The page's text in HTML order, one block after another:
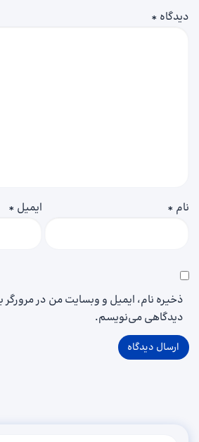
دیدگاه *
نام * ایمیل *
ذخیره نام، ایمیل و وبسایت من در مرورگر
دیدگاهی می‌نویسم.